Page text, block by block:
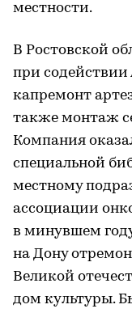
местности.
В Ростовской
при содействии
капремонт
также монтаж
Компания
специальной
местному
ассоциации
в минувшем
на Дону
Великой
дом культуры.